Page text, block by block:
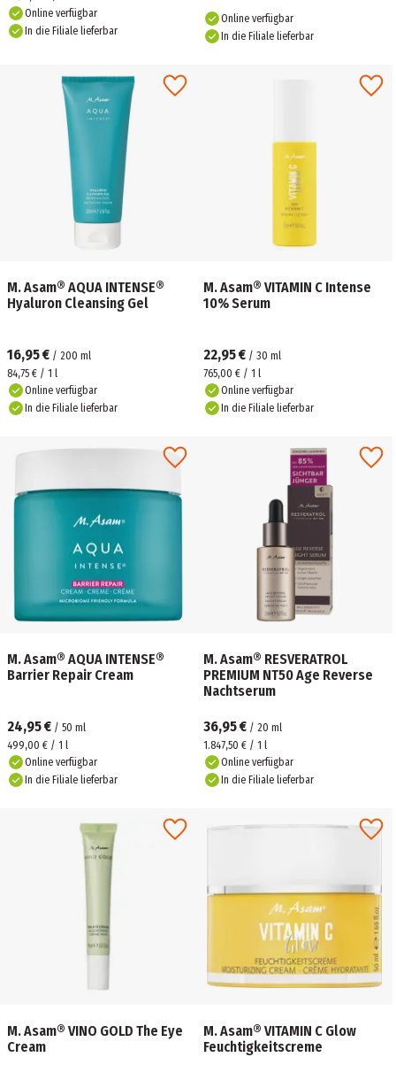
Online verfügbar
In die Filiale lieferbar
Online verfügbar
In die Filiale lieferbar
M. Asam® AQUA INTENSE®
Hyaluron Cleansing Gel
16,95 € / 200 ml
84,75 € / 1 l
Online verfügbar
In die Filiale lieferbar
M. Asam® VITAMIN C Intense
10% Serum
22,95 € / 30 ml
765,00 € / 1 l
Online verfügbar
In die Filiale lieferbar
M. Asam® AQUA INTENSE®
Barrier Repair Cream
24,95 € / 50 ml
499,00 € / 1 l
Online verfügbar
In die Filiale lieferbar
M. Asam® RESVERATROL
PREMIUM NT50 Age Reverse
Nachtserum
36,95 € / 20 ml
1.847,50 € / 1 l
Online verfügbar
In die Filiale lieferbar
M. Asam® VINO GOLD The Eye
Cream
M. Asam® VITAMIN C Glow
Feuchtigkeitscreme